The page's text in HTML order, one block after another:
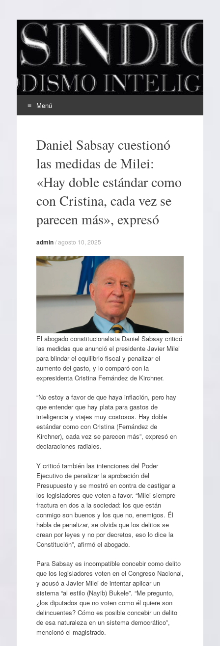
EL SINDICAL
Periodismo Inteligente
Menú
contenidoDaniel Sabsay cuestionó
las medidas de Milei:
«Hay doble estándar como
con Cristina, cada vez se
parecen más», expresó
admin/agosto 10, 2025
El abogado constitucionalista Daniel Sabsay criticó
las medidas que anunció el presidente Javier Milei
para blindar el equilibrio fiscal y penalizar el
aumento del gasto, y lo comparó con la
expresidenta Cristina Fernández de Kirchner.
“No estoy a favor de que haya inflación, pero hay
que entender que hay plata para gastos de
inteligencia y viajes muy costosos. Hay doble
estándar como con Cristina (Fernández de
Kirchner), cada vez se parecen más”, expresó en
declaraciones radiales.
Y criticó también las intenciones del Poder
Ejecutivo de penalizar la aprobación del
Presupuesto y se mostró en contra de castigar a
los legisladores que voten a favor. “Milei siempre
fractura en dos a la sociedad: los que están
conmigo son buenos y los que no, enemigos. Él
habla de penalizar, se olvida que los delitos se
crean por leyes y no por decretos, eso lo dice la
Constitución”, afirmó el abogado.
Para Sabsay es incompatible concebir como delito
que los legisladores voten en el Congreso Nacional,
y acusó a Javier Milei de intentar aplicar un
sistema “al estilo (Nayib) Bukele”. “Me pregunto,
¿los diputados que no voten como él quiere son
delincuentes? Cómo es posible concebir un delito
de esa naturaleza en un sistema democrático”,
mencionó el magistrado.